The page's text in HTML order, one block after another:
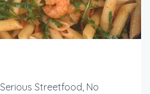
Streetfood, No